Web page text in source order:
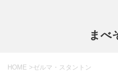
まべ
HOME >ゼルマ・スタントン